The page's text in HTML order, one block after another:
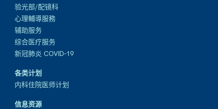
验光部/配镜科
心理輔導服務
辅助服务
综合医疗服务
新冠肺炎 COVID-19
各类计划
内科住院医师计划
信息资源